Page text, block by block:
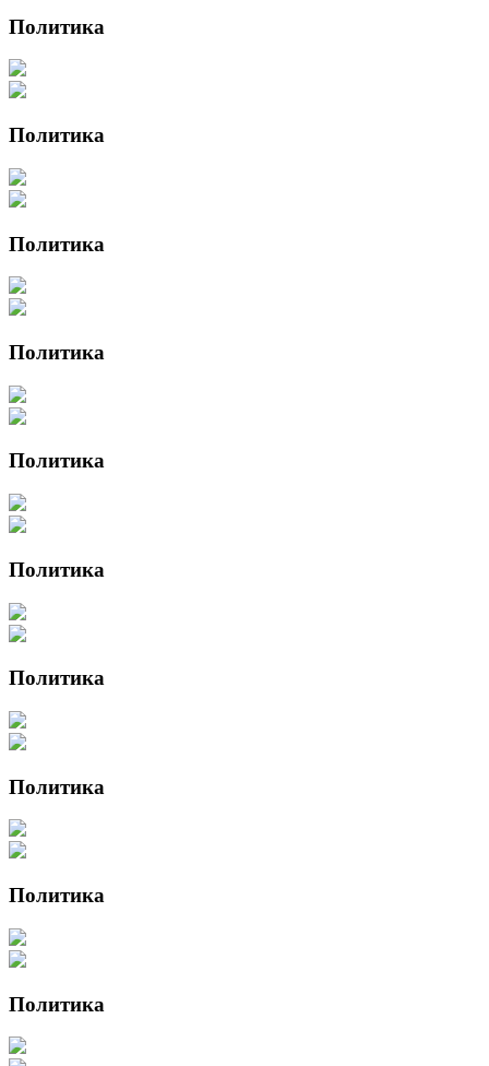
Политика
Политика
Политика
Политика
Политика
Политика
Политика
Политика
Политика
Политика